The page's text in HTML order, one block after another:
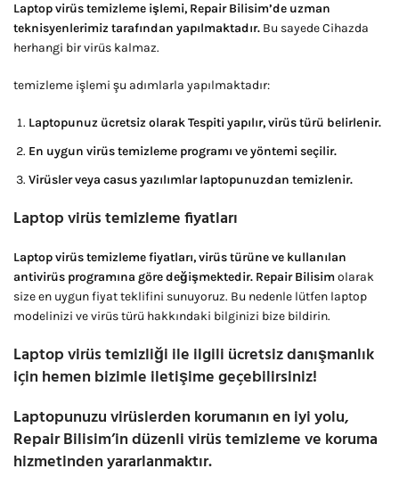
Laptop virüs temizleme işlemi, Repair Bilisim’de uzman
teknisyenlerimiz tarafından yapılmaktadır. Bu sayede Cihazda
herhangi bir virüs kalmaz.
temizleme işlemi şu adımlarla yapılmaktadır:
Laptopunuz ücretsiz olarak Tespiti yapılır, virüs türü belirlenir.
En uygun virüs temizleme programı ve yöntemi seçilir.
Virüsler veya casus yazılımlar laptopunuzdan temizlenir.
Laptop virüs temizleme fiyatları
Laptop virüs temizleme fiyatları, virüs türüne ve kullanılan
antivirüs programına göre değişmektedir. Repair Bilisimolarak
size en uygun fiyat teklifini sunuyoruz. Bu nedenle lütfen laptop
modelinizi ve virüs türü hakkındaki bilginizi bize bildirin.
Laptop virüs temizliği ile ilgili ücretsiz danışmanlık
için hemen bizimle iletişime geçebilirsiniz!
Laptopunuzu virüslerden korumanın en iyi yolu,
Repair Bilisim’in düzenli virüs temizleme ve koruma
hizmetinden yararlanmaktır.